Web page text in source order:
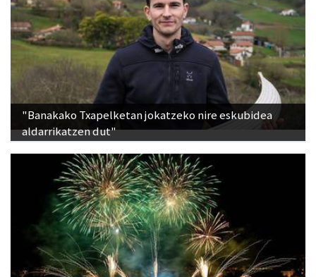
"Banakako Txapelketan jokatzeko nire eskubidea
aldarrikatzen dut"